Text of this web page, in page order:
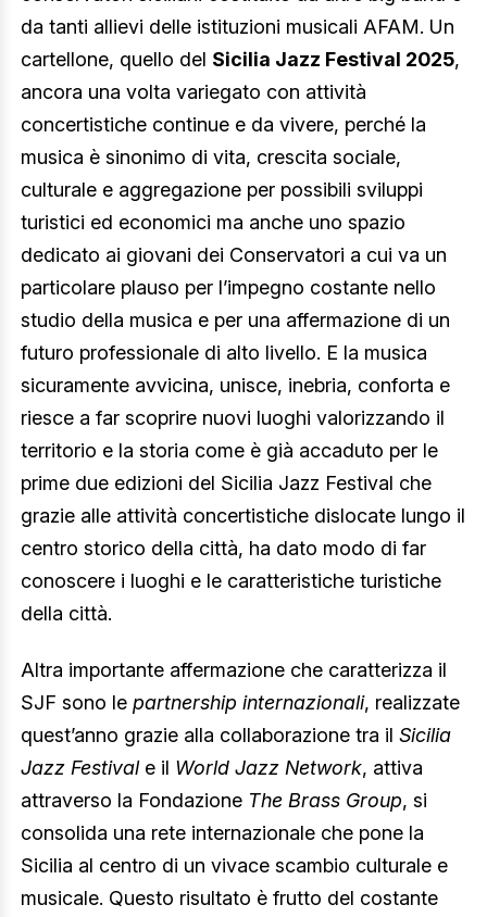
da tanti allievi delle istituzioni musicali AFAM. Un
cartellone, quello del Sicilia Jazz Festival 2025,
ancora una volta variegato con attività
concertistiche continue e da vivere, perché la
musica è sinonimo di vita, crescita sociale,
culturale e aggregazione per possibili sviluppi
turistici ed economici ma anche uno spazio
dedicato ai giovani dei Conservatori a cui va un
particolare plauso per l’impegno costante nello
studio della musica e per una affermazione di un
futuro professionale di alto livello. E la musica
sicuramente avvicina, unisce, inebria, conforta e
riesce a far scoprire nuovi luoghi valorizzando il
territorio e la storia come è già accaduto per le
prime due edizioni del Sicilia Jazz Festival che
grazie alle attività concertistiche dislocate lungo il
centro storico della città, ha dato modo di far
conoscere i luoghi e le caratteristiche turistiche
della città.
Altra importante affermazione che caratterizza il
SJF sono le partnership internazionali, realizzate
quest’anno grazie alla collaborazione tra il Sicilia
Jazz Festivale il World Jazz Network, attiva
attraverso la Fondazione The Brass Group, si
consolida una rete internazionale che pone la
Sicilia al centro di un vivace scambio culturale e
musicale. Questo risultato è frutto del costante